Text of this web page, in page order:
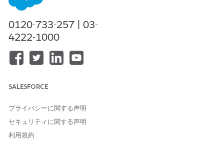
サービスプロセス
これらは、ラップトップの要求など、サービスを提供する構造化
ロセスを Product2 レコードとしてモデル化し、複数のカタログ
項目で再利用できます。
アンカーエンティティ
ユーザーが要求を送信すると、サービスプロセスによってアンカ
データモデルを選択することで、サービス要求でケース、インシ
デント、またはサービス要求レコードを生成するかどうかをアン
0120-733-257 | 03-
4222-1000
SALESFORCE
プライバシーに関する声明
セキュリティに関する声明
利用規約